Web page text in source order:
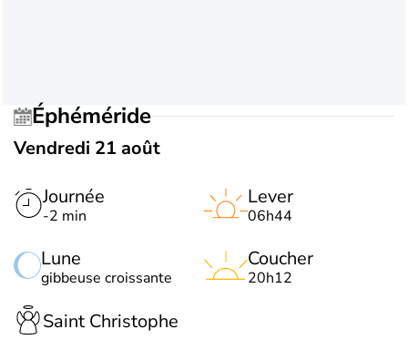
Éphéméride
Vendredi 21 août
Journée
-2 min
Lune
gibbeuse croissante
Lever
06h44
Coucher
20h12
Saint Christophe